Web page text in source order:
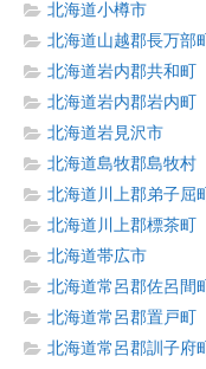
北海道小樽市
北海道山越郡長万部町
北海道岩内郡共和町
北海道岩内郡岩内町
北海道岩見沢市
北海道島牧郡島牧村
北海道川上郡弟子屈町
北海道川上郡標茶町
北海道帯広市
北海道常呂郡佐呂間町
北海道常呂郡置戸町
北海道常呂郡訓子府町